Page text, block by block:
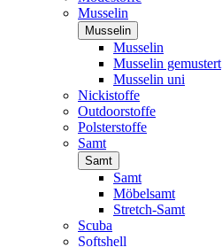
Musselin
Musselin
Musselin
Musselin gemustert
Musselin uni
Nickistoffe
Outdoorstoffe
Polsterstoffe
Samt
Samt
Samt
Möbelsamt
Stretch-Samt
Scuba
Softshell